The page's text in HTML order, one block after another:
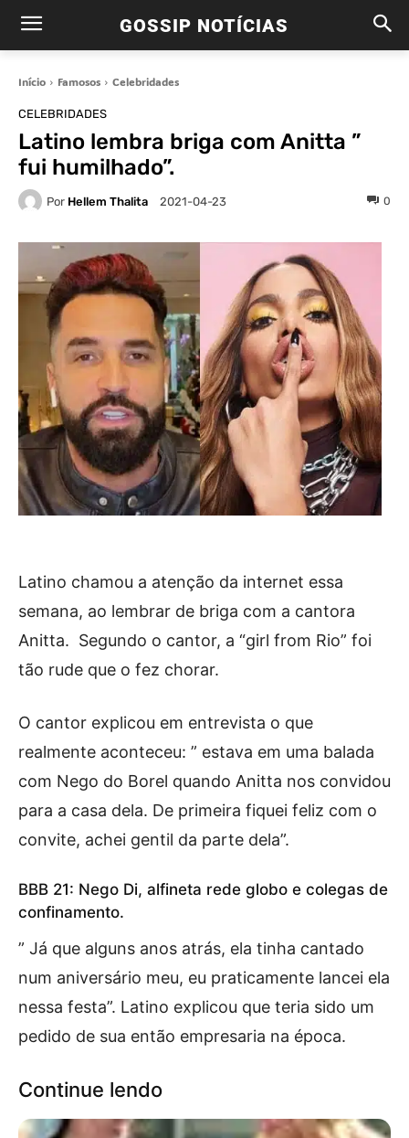
GOSSIP NOTÍCIAS
Início Famosos Celebridades
CELEBRIDADES
Latino lembra briga com Anitta ”
fui humilhado”.
Por Hellem Thalita 2021-04-23 0
Latino chamou a atenção da internet essa
semana, ao lembrar de briga com a cantora
Anitta. Segundo o cantor, a “girl from Rio” foi
tão rude que o fez chorar.
O cantor explicou em entrevista o que
realmente aconteceu: ” estava em uma balada
com Nego do Borel quando Anitta nos convidou
para a casa dela. De primeira fiquei feliz com o
convite, achei gentil da parte dela”.
BBB 21: Nego Di, alfineta rede globo e colegas de
confinamento.
” Já que alguns anos atrás, ela tinha cantado
num aniversário meu, eu praticamente lancei ela
nessa festa”. Latino explicou que teria sido um
pedido de sua então empresaria na época.
Continue lendo